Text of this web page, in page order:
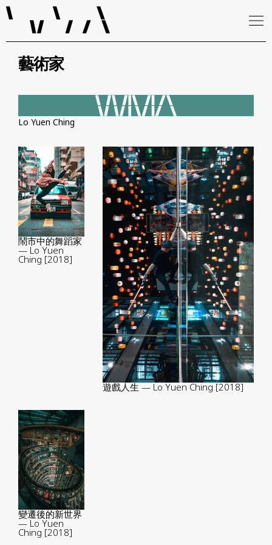
藝術家
Lo Yuen Ching
鬧市中的舞蹈家
— Lo Yuen
Ching [2018]
遊戲人生 — Lo Yuen Ching [2018]
變遷後的新世界
— Lo Yuen
Ching [2018]